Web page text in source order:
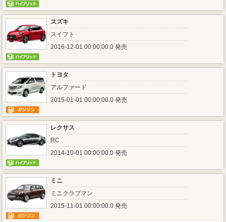
スズキ
スイフト
2016-12-01 00:00:00.0 発売
トヨタ
アルファード
2015-01-01 00:00:00.0 発売
レクサス
RC
2014-10-01 00:00:00.0 発売
ミニ
ミニクラブマン
2015-11-01 00:00:00.0 発売